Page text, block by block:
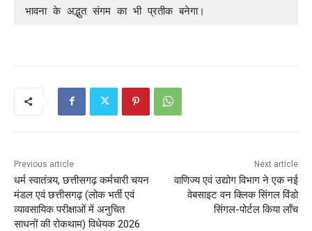
भावना के अद्भुत संगम का भी प्रतीक बनेगा।
Previous article
धर्म स्वातंत्र्य, छत्तीसगढ़ कर्मचारी चयन
मंडल एवं छत्तीसगढ़ (लोक भर्ती एवं
व्यावसायिक परीक्षाओं में अनुचित
साधनों की रोकथाम) विधेयक 2026
Next article
वाणिज्य एवं उद्योग विभाग ने एक नई
वेबसाइट वन क्लिक सिंगल विंडो
सिंगल-पोर्टल किया लॉंच